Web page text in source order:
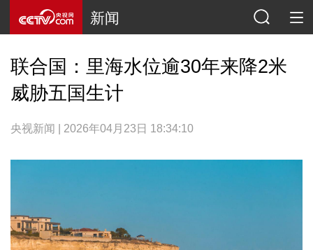
新闻
联合国：里海水位逾30年来降2米
威胁五国生计
央视新闻 | 2026年04月23日 18:34:10